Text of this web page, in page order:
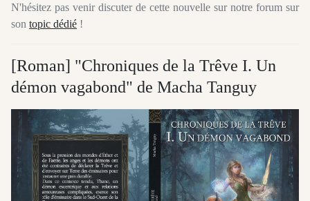
N'hésitez pas venir discuter de cette nouvelle sur notre forum sur
son topic dédié !
[Roman] "Chroniques de la Trêve I. Un
démon vagabond" de Macha Tanguy